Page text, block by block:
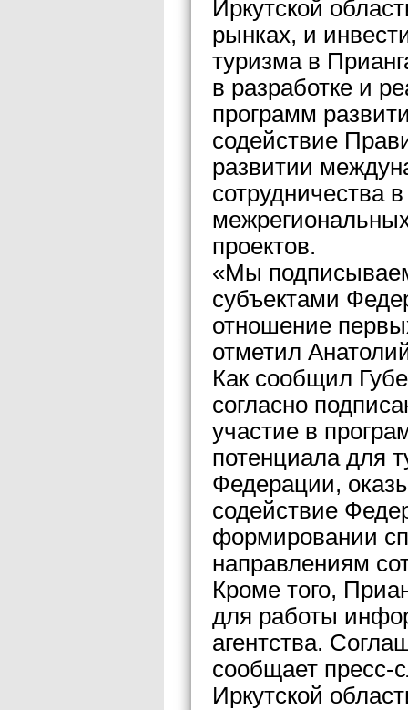
Иркутской
рынках, и
туризма в
в разработке и
программ
содействие
развитии
сотрудничества
проектов.
«Мы
субъектами
отношение
отметил
Как сообщил
согласно
участие в
потенциала для
Федерации,
содействие
формировании
направлениям
Кроме того,
для работы
агентства.
сообщает пресс-
Иркутской